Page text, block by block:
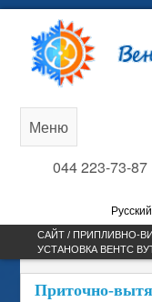
044 223-73-87
Русский
Main
menu
Меню
САЙТ /
ВЫ ЗДЕСЬ
ПРИПЛИВНО-
УСТАНОВКА ВЕНТС
Приточно-